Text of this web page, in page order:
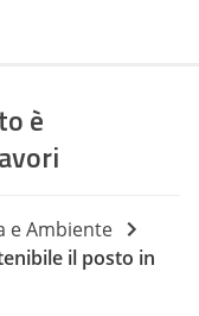
è
e Ambiente
il posto in